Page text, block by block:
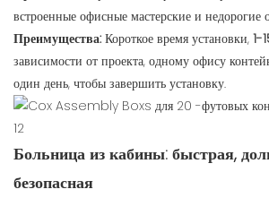
встроенные офисные мастерские и недорогие
Преимущества: Короткое время установки, 1-
зависимости от проекта, одному офису
один день, чтобы завершить установку.
Больница из кабины: быстрая,
безопасная